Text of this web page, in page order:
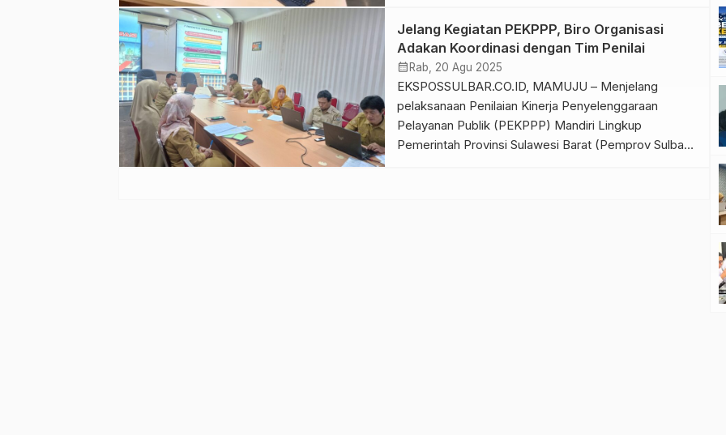
Pendampingan Implementasi Kebijakan Pelayanan
Publik dan Kick Off Evaluasi Kinerja Penyelenggara
Pelayanan Publik (PEKPPP) Lingkup Pemerintah
Daerah Tahun 2025, Rabu, 3 September 2025.
Kegiatan ini sejalan dengan Misi ke 5 Gubernur dan
[…]
Jelang Kegiatan PEKPPP, Biro Organisasi
Adakan Koordinasi dengan Tim Penilai
calendar_month Rab, 20 Agu 2025
EKSPOSSULBAR.CO.ID, MAMUJU – Menjelang
pelaksanaan Penilaian Kinerja Penyelenggaraan
Pelayanan Publik (PEKPPP) Mandiri Lingkup
Pemerintah Provinsi Sulawesi Barat (Pemprov Sulbar),